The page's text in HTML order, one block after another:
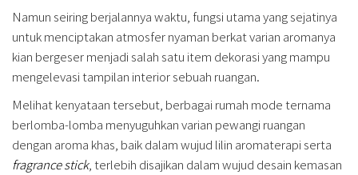
Namun seiring berjalannya waktu, fungsi utama yang sejatinya
untuk menciptakan atmosfer nyaman berkat varian aromanya
kian bergeser menjadi salah satu item dekorasi yang mampu
mengelevasi tampilan interior sebuah ruangan.
Melihat kenyataan tersebut, berbagai rumah mode ternama
berlomba-lomba menyuguhkan varian pewangi ruangan
dengan aroma khas, baik dalam wujud lilin aromaterapi serta
fragrance stick, terlebih disajikan dalam wujud desain kemasan